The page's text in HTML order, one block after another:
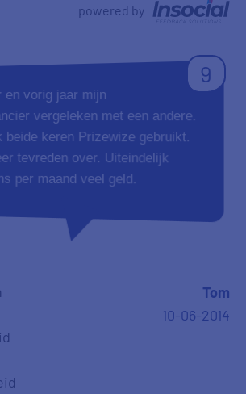
powered by
9
en vorig jaar mijn
vergeleken met een andere.
beide keren Prizewize gebruikt.
tevreden over. Uiteindelijk
per maand veel geld.
Tom
10-06-2014